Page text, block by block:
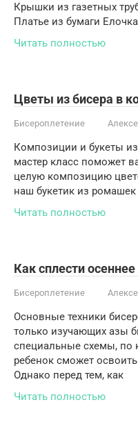
Крышки из газетных
Платье из бумаги
Читать полностью
Цветы из бисера в
Бисероплетение
Композиции и букеты
мастер класс поможет
целую композицию
наш букетик из
Читать полностью
Как сплести
Бисероплетение
Основные техники
только изучающих азы
специальные схемы, по
ребенок сможет
Однако перед тем, как
Читать полностью